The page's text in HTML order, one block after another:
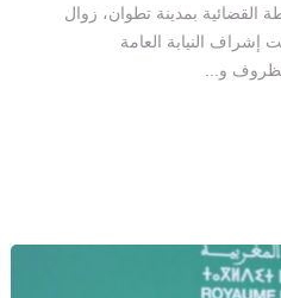
القضائية بمدينة تطوان، زوال
إشراف النيابة العامة
و...